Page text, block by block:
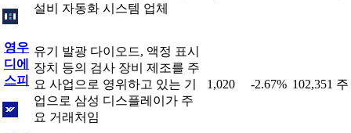
설비 자동화 시스템 업체
영우
디에
스피
유기 발광 다이오드, 액정 표시
장치 등의 검사 장비 제조를 주
요 사업으로 영위하고 있는 기
업으로 삼성 디스플레이가 주
요 거래처임
1,020 -2.67% 102,351 주